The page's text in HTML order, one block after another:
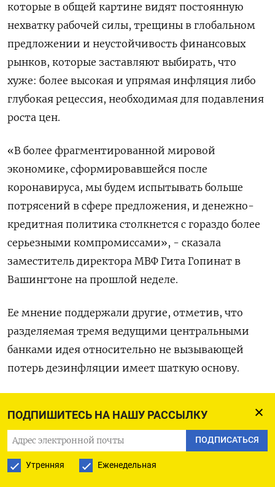
ПОДПИШИТЕСЬ НА НАШУ РАССЫЛКУ
ПОДПИСАТЬСЯ
Утренняя Еженедельная
которые в общей картине видят постоянную
нехватку рабочей силы, трещины в глобальном
предложении и неустойчивость финансовых
рынков, которые заставляют выбирать, что
хуже: более высокая и упрямая инфляция либо
глубокая рецессия, необходимая для подавления
роста цен.
«В более фрагментированной мировой
экономике, сформировавшейся после
коронавируса, мы будем испытывать больше
потрясений в сфере предложения, и денежно-
кредитная политика столкнется с гораздо более
серьезными компромиссами», - сказала
заместитель директора МВФ Гита Гопинат в
Вашингтоне на прошлой неделе.
Ее мнение поддержали другие, отметив, что
разделяемая тремя ведущими центральными
банками идея относительно не вызывающей
потерь дезинфляции имеет шаткую основу.
было примера, когда высокую инфляцию удалось
подавить без роста безработицы.
ЗАМЕДЛЕНИЕ ИЛИ РЕЦЕССИЯ?